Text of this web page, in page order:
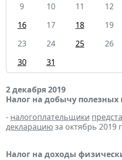
9
10 11 12
16
17 18 19
23
24 25 26
30
31
2 декабря 2019
Налог на добычу
- налогоплательщики
декларациюза октябрь 2019
Налог на доходы